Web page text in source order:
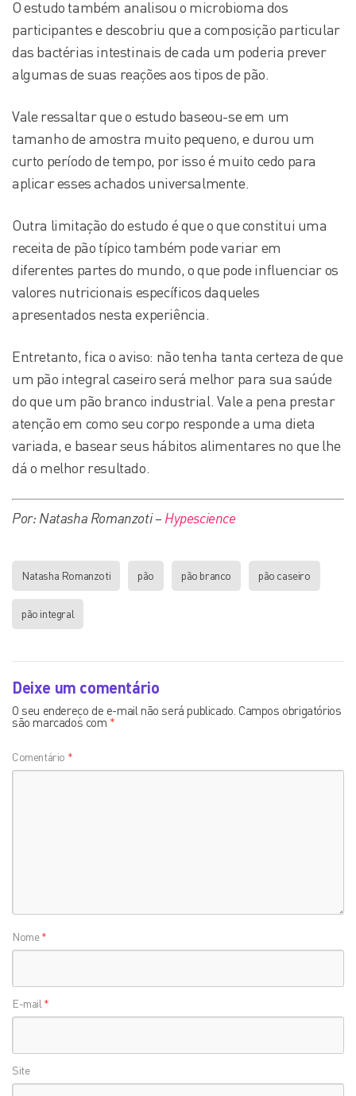
O estudo também analisou o microbioma dos
participantes e descobriu que a composição particular
das bactérias intestinais de cada um poderia prever
algumas de suas reações aos tipos de pão.
Vale ressaltar que o estudo baseou-se em um
tamanho de amostra muito pequeno, e durou um
curto período de tempo, por isso é muito cedo para
aplicar esses achados universalmente.
Outra limitação do estudo é que o que constitui uma
receita de pão típico também pode variar em
diferentes partes do mundo, o que pode influenciar os
valores nutricionais específicos daqueles
apresentados nesta experiência.
Entretanto, fica o aviso: não tenha tanta certeza de que
um pão integral caseiro será melhor para sua saúde
do que um pão branco industrial. Vale a pena prestar
atenção em como seu corpo responde a uma dieta
variada, e basear seus hábitos alimentares no que lhe
dá o melhor resultado.
Por: Natasha Romanzoti –Hypescience
Natasha Romanzoti pão pão branco pão caseiro
pão integral
Deixe um comentário
O seu endereço de e-mail não será publicado. Campos obrigatórios
são marcados com *
Comentário *
Nome*
E-mail *
Site